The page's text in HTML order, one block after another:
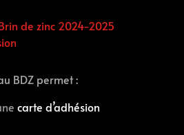
de zinc 2024-2025
BDZ permet :
carte d’adhésion